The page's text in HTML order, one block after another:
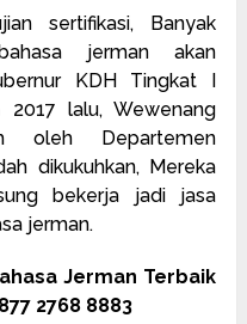
sertifikasi, Banyak
jerman akan
KDH Tingkat I
2017 lalu, Wewenang
oleh Departemen
dikukuhkan, Mereka
bekerja jadi jasa
jerman.
Jerman Terbaik
2768 8883